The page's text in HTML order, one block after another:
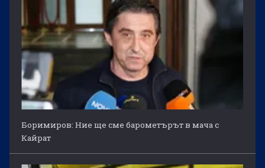
Боримиров: Ние ще сме барометърът в мача с
Кайрат